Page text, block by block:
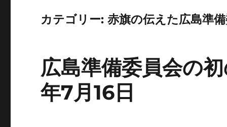
カテゴリー:赤旗の伝えた広島準
広島準備委員会の
年7月16日